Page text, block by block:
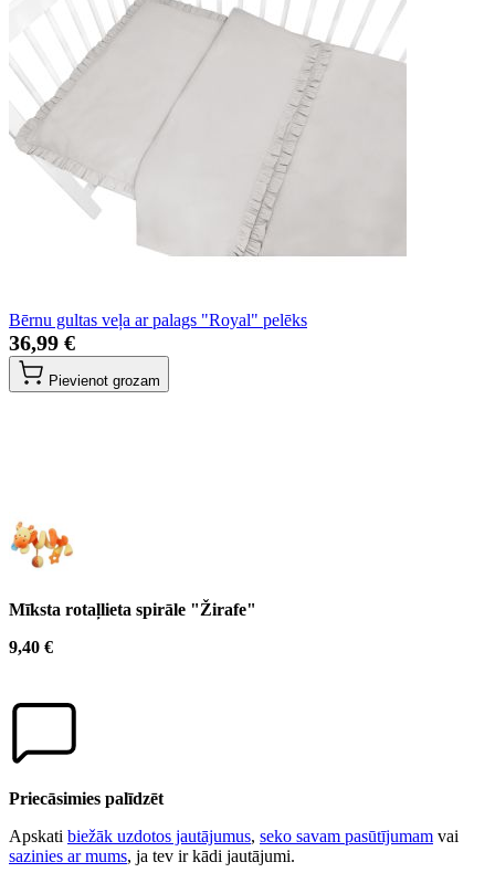
Bērnu gultas veļa ar palags "Royal" pelēks
36,99 €
Pievienot grozam
Mīksta rotaļlieta spirāle "Žirafe"
9,40 €
Priecāsimies palīdzēt
Apskati biežāk uzdotos jautājumus, seko savam pasūtījumam vai
sazinies ar mums, ja tev ir kādi jautājumi.